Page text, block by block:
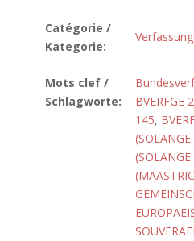
Catégorie /
Kategorie:
Mots clef /
Schlagworte:
BVERFGE
145,
(SOLANGE
(SOLANGE